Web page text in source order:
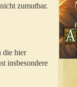
zumutbar.
die hier
insbesondere